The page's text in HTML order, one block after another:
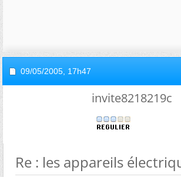
09/05/2005, 17h47
invite8218219c
Re : les appareils